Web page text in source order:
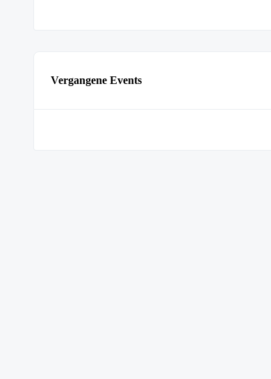
Vergangene Events